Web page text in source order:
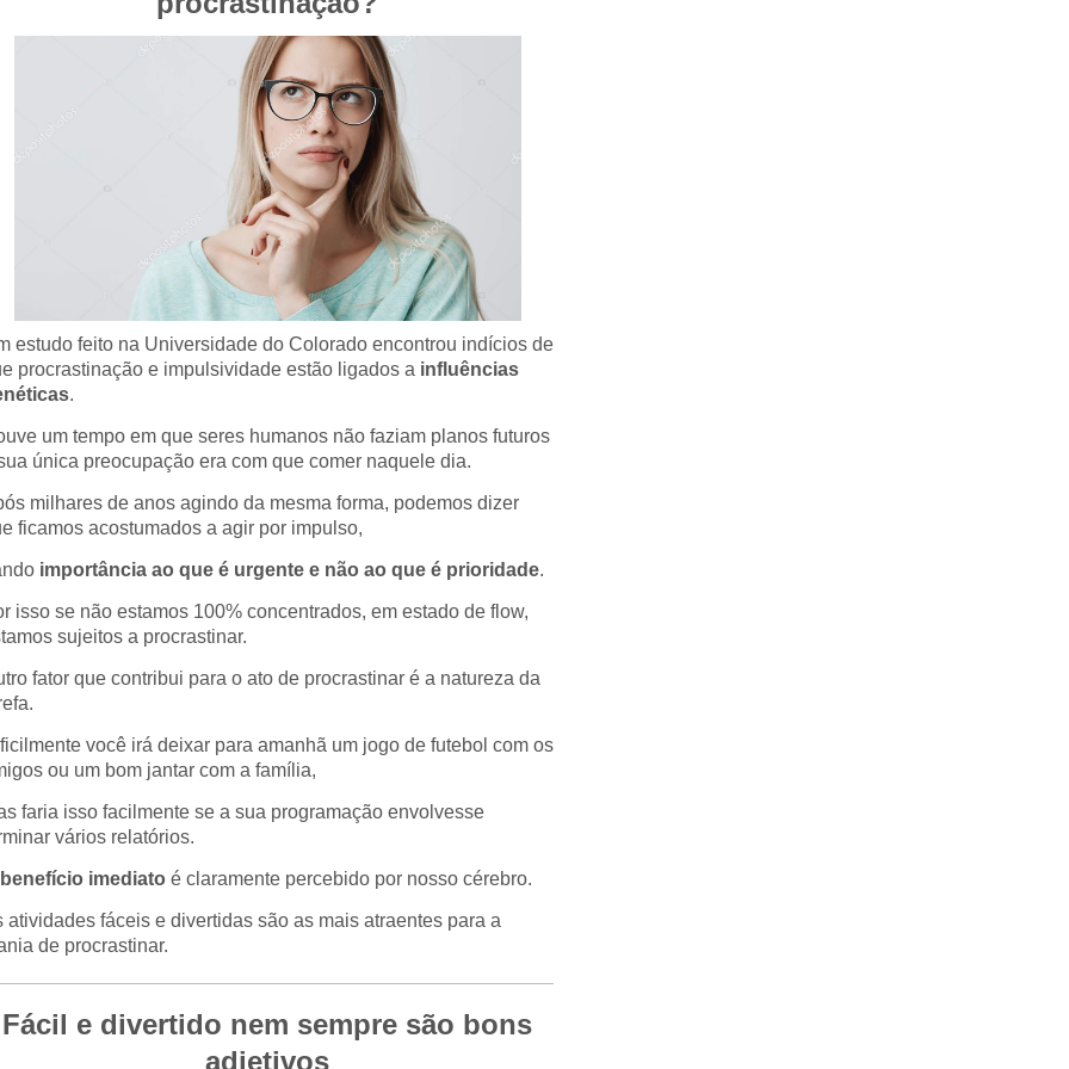
estudo feito na Universidade do Colorado encontrou indícios de
procrastinação e impulsividade estão ligados a influências
.
um tempo em que seres humanos não faziam planos futuros
única preocupação era com que comer naquele dia.
milhares de anos agindo da mesma forma, podemos dizer
ficamos acostumados a agir por impulso,
importância ao que é urgente e não ao que é prioridade.
isso se não estamos 100% concentrados, em estado de flow,
sujeitos a procrastinar.
fator que contribui para o ato de procrastinar é a natureza da
você irá deixar para amanhã um jogo de futebol com os
ou um bom jantar com a família,
faria isso facilmente se a sua programação envolvesse
vários relatórios.
benefício imediato é claramente percebido por nosso cérebro.
atividades fáceis e divertidas são as mais atraentes para a
de procrastinar.
Fácil e divertido nem sempre são bons
adjetivos